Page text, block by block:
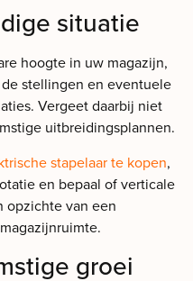
situatie
hoogte in uw magazijn,
stellingen en eventuele
Vergeet daarbij niet
uitbreidingsplannen.
stapelaar te kopen,
en bepaal of verticale
van een
groei